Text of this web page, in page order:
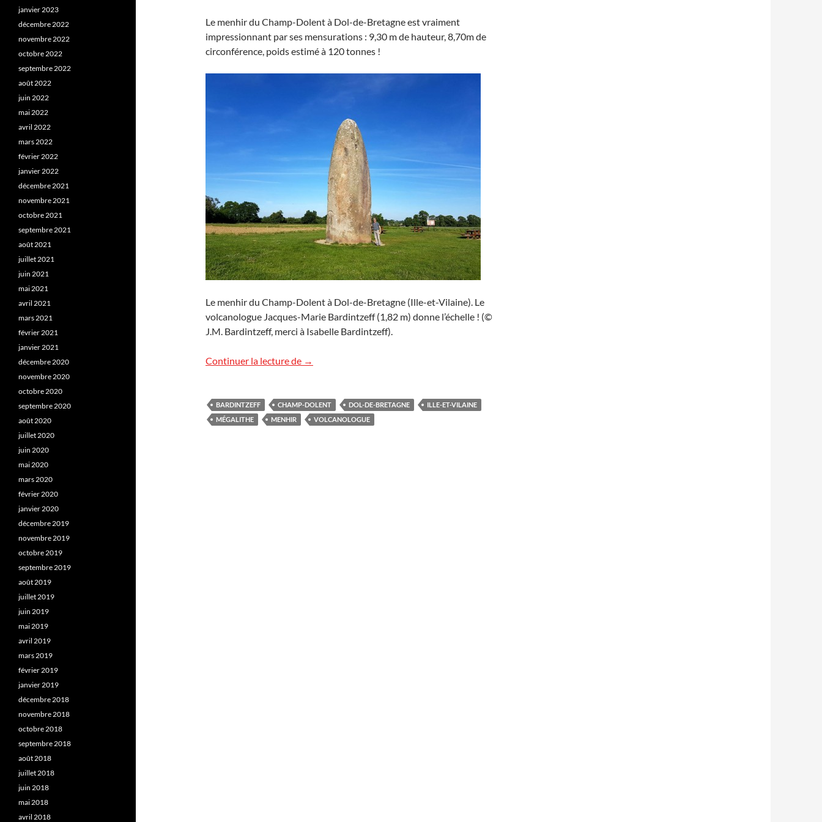
Le menhir du Champ-Dolent à Dol-de-Bretagne est vraiment
impressionnant par ses mensurations : 9,30 m de hauteur, 8,70m de
circonférence, poids estimé à 120 tonnes !
Le menhir du Champ-Dolent à Dol-de-Bretagne (Ille-et-Vilaine). Le
volcanologue Jacques-Marie Bardintzeff (1,82 m) donne l’échelle ! (©
J.M. Bardintzeff, merci à Isabelle Bardintzeff).
Continuer la lecture de Le menhir du Champ-Dolent à Dol-de-Bretagne
→
BARDINTZEFF CHAMP-DOLENT DOL-DE-BRETAGNE
ILLE-ET-VILAINE
MÉGALITHE
MENHIR VOLCANOLOGUE
janvier 2023
décembre 2022
novembre 2022
octobre 2022
septembre 2022
août 2022
juin 2022
mai 2022
avril 2022
mars 2022
février 2022
janvier 2022
décembre 2021
novembre 2021
octobre 2021
septembre 2021
août 2021
juillet 2021
juin 2021
mai 2021
avril 2021
mars 2021
février 2021
janvier 2021
décembre 2020
novembre 2020
octobre 2020
septembre 2020
août 2020
juillet 2020
juin 2020
mai 2020
mars 2020
février 2020
janvier 2020
décembre 2019
novembre 2019
octobre 2019
septembre 2019
août 2019
juillet 2019
juin 2019
mai 2019
avril 2019
mars 2019
février 2019
janvier 2019
décembre 2018
novembre 2018
octobre 2018
septembre 2018
août 2018
juillet 2018
juin 2018
mai 2018
avril 2018